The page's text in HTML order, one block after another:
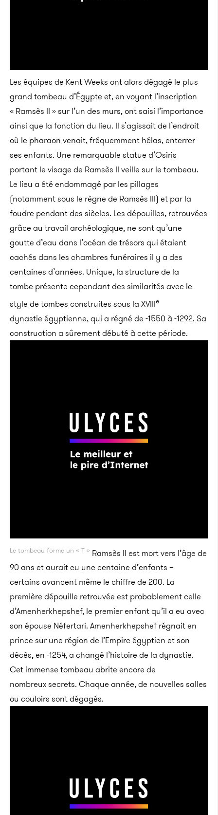
Les équipes de Kent Weeks ont alors dégagé le plus
grand tombeau d’Égypte et, en voyant l’inscription
« Ramsès II » sur l’un des murs, ont saisi l’importance
ainsi que la fonction du lieu. Il s’agissait de l’endroit
où le pharaon venait, fréquemment hélas, enterrer
ses enfants. Une remarquable statue d’Osiris
portant le visage de Ramsès II veille sur le tombeau.
Le lieu a été endommagé par les pillages
(notamment sous le règne de Ramsès III) et par la
foudre pendant des siècles. Les dépouilles, retrouvées
grâce au travail archéologique, ne sont qu’une
goutte d’eau dans l’océan de trésors qui étaient
cachés dans les chambres funéraires il y a des
centaines d’années. Unique, la structure de la
tombe présente cependant des similarités avec le
style de tombes construites sous la XVIIIe
dynastie égyptienne, qui a régné de -1550 à -1292. Sa
construction a sûrement débuté à cette période.
Le tombeau forme un « T » Ramsès II est mort vers l’âge de
90 ans et aurait eu une centaine d’enfants –
certains avancent même le chiffre de 200. La
première dépouille retrouvée est probablement celle
d’Amenherkhepshef, le premier enfant qu’il a eu avec
son épouse Néfertari. Amenherkhepshef régnait en
prince sur une région de l’Empire égyptien et son
décès, en -1254, a changé l’histoire de la dynastie.
Cet immense tombeau abrite encore de
nombreux secrets. Chaque année, de nouvelles salles
ou couloirs sont dégagés.